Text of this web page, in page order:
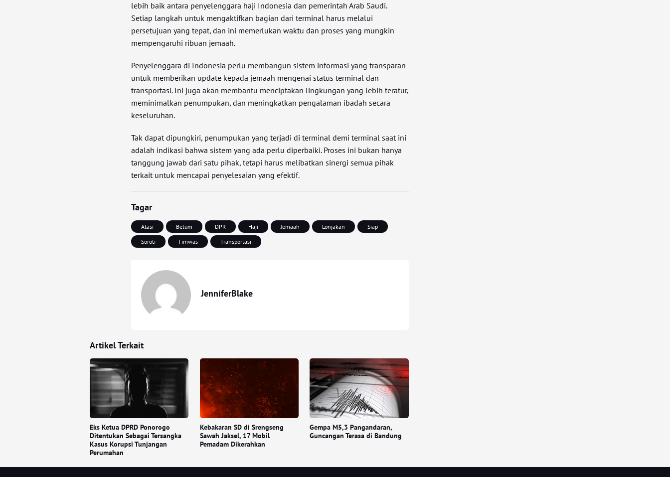
lebih baik antara penyelenggara haji Indonesia dan pemerintah Arab Saudi.
Setiap langkah untuk mengaktifkan bagian dari terminal harus melalui
persetujuan yang tepat, dan ini memerlukan waktu dan proses yang mungkin
mempengaruhi ribuan jemaah.
Penyelenggara di Indonesia perlu membangun sistem informasi yang transparan
untuk memberikan update kepada jemaah mengenai status terminal dan
transportasi. Ini juga akan membantu menciptakan lingkungan yang lebih teratur,
meminimalkan penumpukan, dan meningkatkan pengalaman ibadah secara
keseluruhan.
Tak dapat dipungkiri, penumpukan yang terjadi di terminal demi terminal saat ini
adalah indikasi bahwa sistem yang ada perlu diperbaiki. Proses ini bukan hanya
tanggung jawab dari satu pihak, tetapi harus melibatkan sinergi semua pihak
terkait untuk mencapai penyelesaian yang efektif.
Tagar
Atasi Belum DPR Haji Jemaah Lonjakan
Siap
Soroti
Timwas Transportasi
JenniferBlake
Artikel Terkait
Eks Ketua DPRD Ponorogo
Ditentukan Sebagai Tersangka
Kasus Korupsi Tunjangan
Perumahan
Kebakaran SD di Srengseng
Sawah Jaksel, 17 Mobil
Pemadam Dikerahkan
Gempa M5,3 Pangandaran,
Guncangan Terasa di Bandung